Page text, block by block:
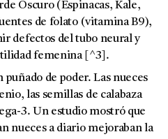
Oscuro (Espinacas, Kale,
de folato(vitamina B9),
defectos del tubo neural y
femenina [^3].
puñado de poder. Las nueces
, las semillas de calabaza
3. Un estudio mostró que
nueces a diario mejoraban la